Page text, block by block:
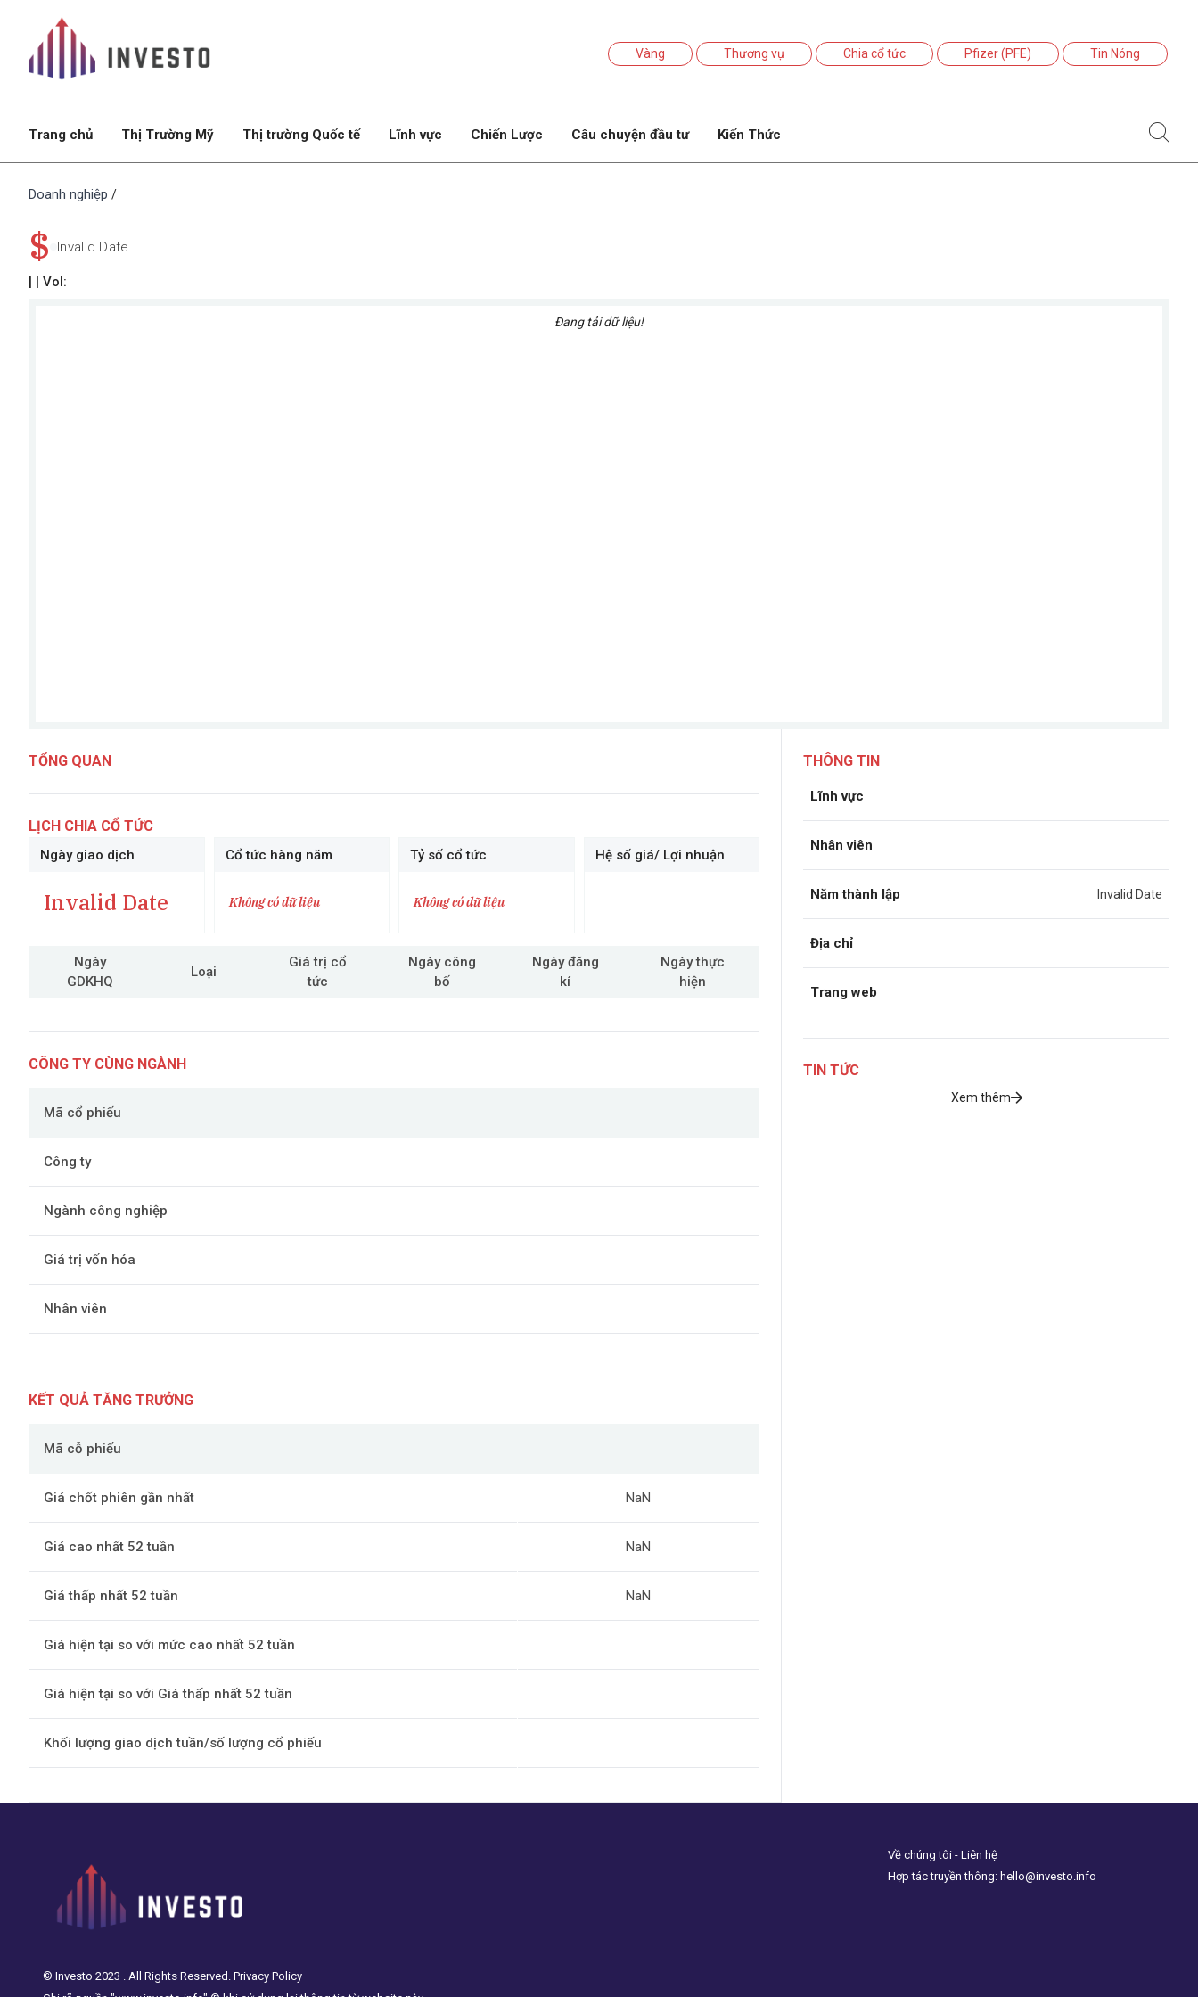
Vàng Thương vụ Chia cổ tức Pfizer (PFE) Tin Nóng
Trang chủ Thị Trường Mỹ Thị trường Quốc tế Lĩnh vực Chiến Lược Câu chuyện đầu tư Kiến Thức
Doanh nghiệp /
$ Invalid Date
| | Vol:
Đang tải dữ liệu!
TỔNG QUAN
LỊCH CHIA CỔ TỨC
Ngày giao dịch
Invalid Date
Cổ tức hàng năm
Không có dữ liệu
Tỷ số cổ tức
Không có dữ liệu
Hệ số giá/ Lợi nhuận
Ngày
GDKHQ
Loại
Giá trị cổ
tức
Ngày công
bố
Ngày đăng
kí
Ngày thực
hiện
CÔNG TY CÙNG NGÀNH
Mã cổ phiếu
Công ty
Ngành công nghiệp
Giá trị vốn hóa
Nhân viên
KẾT QUẢ TĂNG TRƯỞNG
Mã cỗ phiếu
Giá chốt phiên gần nhất NaN
Giá cao nhất 52 tuần NaN
Giá thấp nhất 52 tuần NaN
Giá hiện tại so với mức cao nhất 52 tuần
Giá hiện tại so với Giá thấp nhất 52 tuần
Khối lượng giao dịch tuần/số lượng cổ phiếu
THÔNG TIN
Lĩnh vực
Nhân viên
Năm thành lập Invalid Date
Địa chỉ
Trang web
TIN TỨC
Xem thêm
© Investo 2023 . All Rights Reserved. Privacy Policy
Về chúng tôi - Liên hệ
Hợp tác truyền thông: hello@investo.info